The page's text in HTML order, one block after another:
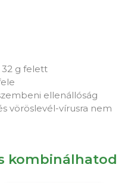
g felett
ellenállóság
vöröslevél-vírusra nem
kombinálhatod